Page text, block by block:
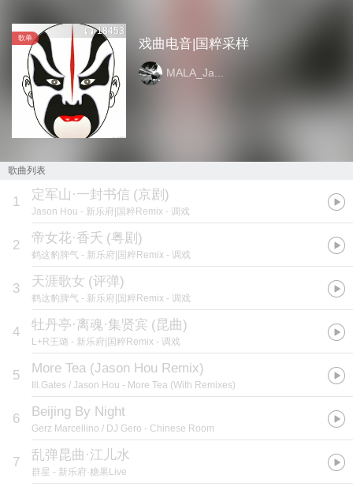
歌单
18453
戏曲电音|国粹采样
MALA_Ja...
歌曲列表
1 定军山·一封书信 (京剧 )
Jason Hou - 新乐府|国粹Remix - 调戏
2 帝女花·香夭 (粤剧 )
鹤这豹脾气 - 新乐府|国粹Remix - 调戏
3 天涯歌女 (评弹)
鹤这豹脾气 - 新乐府|国粹Remix - 调戏
4 牡丹亭·离魂·集贤宾 (昆曲)
L+R王璐 - 新乐府|国粹Remix - 调戏
5 More Tea (Jason Hou Remix)
Ill.Gates / Jason Hou - More Tea (With Remixes)
6 Beijing By Night
Gerz Marcellino / DJ Gero - Chinese Room
7 乱弹昆曲·江儿水
群星 - 新乐府·糖果Live